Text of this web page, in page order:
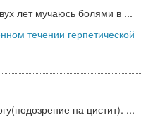
лет мучаюсь болями в ...
течении герпетической
на цистит). ...